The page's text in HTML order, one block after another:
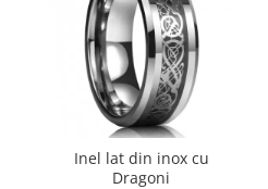
Inel lat din inox cu
Dragoni